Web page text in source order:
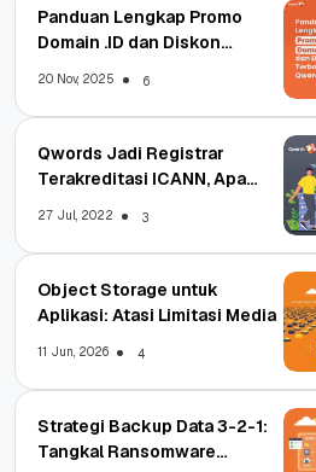
Panduan Lengkap Promo
Domain .ID dan Diskon
20 Nov, 2025 6
Qwords Jadi Registrar
Terakreditasi ICANN, Apa
27 Jul, 2022 3
Object Storage untuk
Aplikasi: Atasi Limitasi Media
11 Jun, 2026 4
Strategi Backup Data 3-2-1:
Tangkal Ransomware